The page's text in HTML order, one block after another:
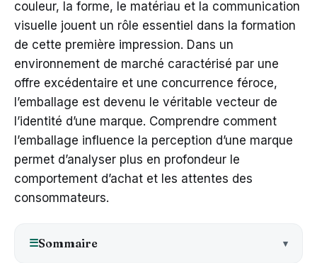
couleur, la forme, le matériau et la communication
visuelle jouent un rôle essentiel dans la formation
de cette première impression. Dans un
environnement de marché caractérisé par une
offre excédentaire et une concurrence féroce,
l’emballage est devenu le véritable vecteur de
l’identité d’une marque. Comprendre comment
l’emballage influence la perception d’une marque
permet d’analyser plus en profondeur le
comportement d’achat et les attentes des
consommateurs.
☰Sommaire